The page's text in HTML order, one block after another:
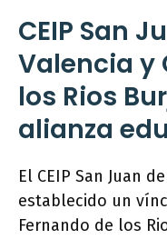
CEIP San
Valencia y
los Rios
alianza
El CEIP San Juan
establecido un
Fernando de los